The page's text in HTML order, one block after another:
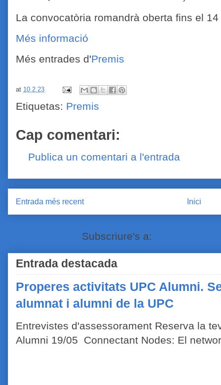
La convocatòria romandrà oberta fins el
Més informació
Més entrades d'Premis
at 10.2.23
Etiquetas: Premis
Cap comentari:
Publica un comentari a l'entrada
Entrada més recent Inici
Subscriure's a:
Entrada destacada
Properes activitats UPC Alumni.
alumnat i alumni de la UPC
Entrevistes d'assessorament Reserva la
Alumni 19/05 Connectant Nodes: El